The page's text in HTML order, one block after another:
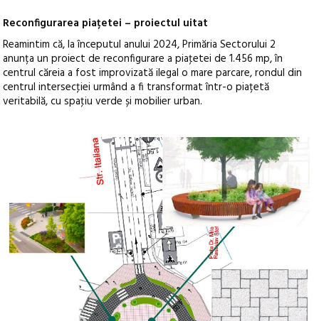
Reconfigurarea piațetei – proiectul uitat
Reamintim că, la începutul anului 2024, Primăria Sectorului 2
anunța un proiect de reconfigurare a piaţetei de 1.456 mp, în
centrul căreia a fost improvizată ilegal o mare parcare, rondul din
centrul intersecţiei urmând a fi transformat într-o piațetă
veritabilă, cu spaţiu verde și mobilier urban.